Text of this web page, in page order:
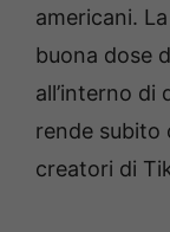
americani.
buona dose
all’interno di
rende subito
creatori di